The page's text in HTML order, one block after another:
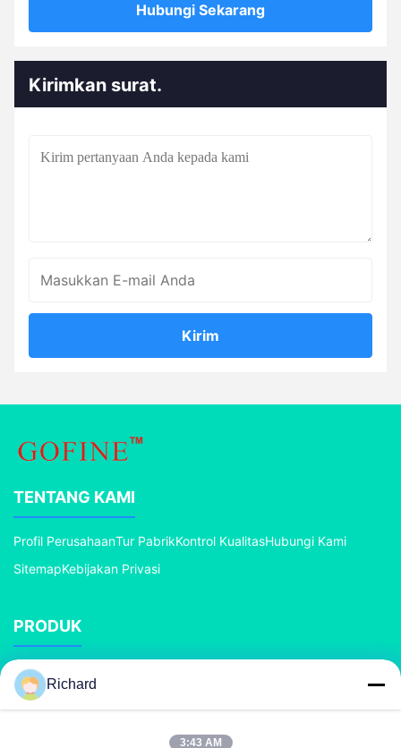
Hubungi Sekarang
Kirimkan surat.
Kirim
TENTANG KAMI
Profil PerusahaanTur PabrikKontrol KualitasHubungi Kami
SitemapKebijakan Privasi
PRODUK
mesin pupuk kompos
Line Produksi pupuk organik
Richard
3:43 AM